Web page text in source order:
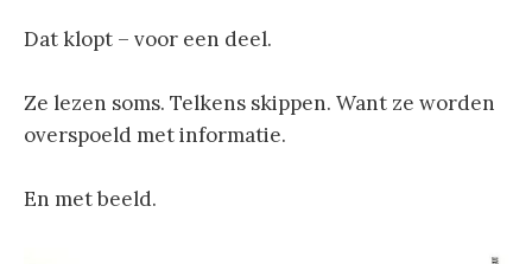
Dat klopt – voor een deel.
Ze lezen soms. Telkens skippen. Want ze worden
overspoeld met informatie.
En met beeld.